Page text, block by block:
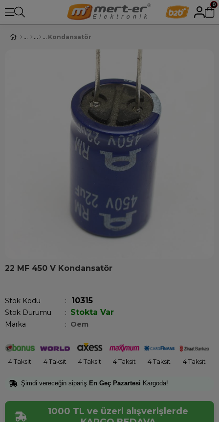
0
Kondansatör
22 MF 450 V Kondansatör
Son 1 günde kişi sepetine ekledi!
Stok Kodu 10315
Stok Durumu : Stokta Var
Marka : Oem
4 Taksit 4 Taksit 4 Taksit 4 Taksit 4 Taksit 4 Taksit
Şimdi vereceğin sipariş En Geç Pazartesi Kargoda!
1000 TL ve üzeri alışverişlerde